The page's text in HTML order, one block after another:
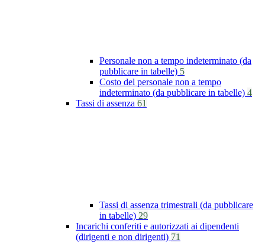
Personale non a tempo indeterminato (da
pubblicare in tabelle) 5
Costo del personale non a tempo
indeterminato (da pubblicare in tabelle) 4
Tassi di assenza 61
Tassi di assenza trimestrali (da pubblicare
in tabelle) 29
Incarichi conferiti e autorizzati ai dipendenti
(dirigenti e non dirigenti) 71